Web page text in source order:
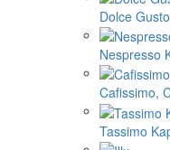
Dolce
Nespresso
Cafissimo,
Tassimo